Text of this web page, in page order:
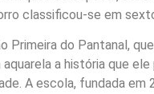
classificou-se em
do Pantanal,
a história que
A escola, fundada em